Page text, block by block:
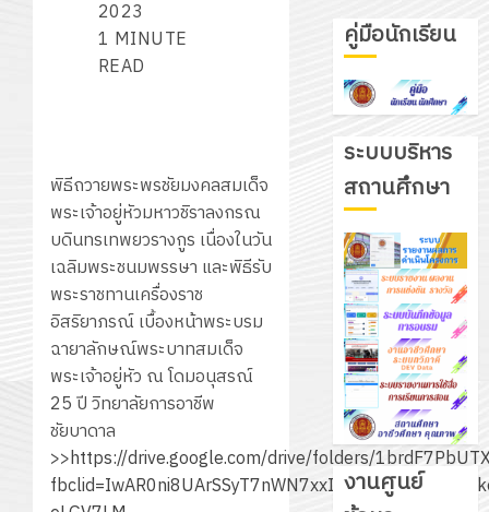
2023
1 MINUTE
READ
พิธีถวายพระพรชัยมงคลสมเด็จ
พระเจ้าอยู่หัวมหาวชิราลงกรณ
บดินทรเทพยวรางกูร เนื่องในวัน
เฉลิมพระชนมพรรษา และพิธีรับ
พระราชทานเครื่องราช
อิสริยาภรณ์ เบื้องหน้าพระบรม
ฉายาลักษณ์พระบาทสมเด็จ
พระเจ้าอยู่หัว ณ โดมอนุสรณ์
25 ปี วิทยาลัยการอาชีพ
ชัยบาดาล
>>https://drive.google.com/drive/folders/
คู่มือนักเรียน
ระบบบริหาร
สถานศึกษา
งานศูนย์